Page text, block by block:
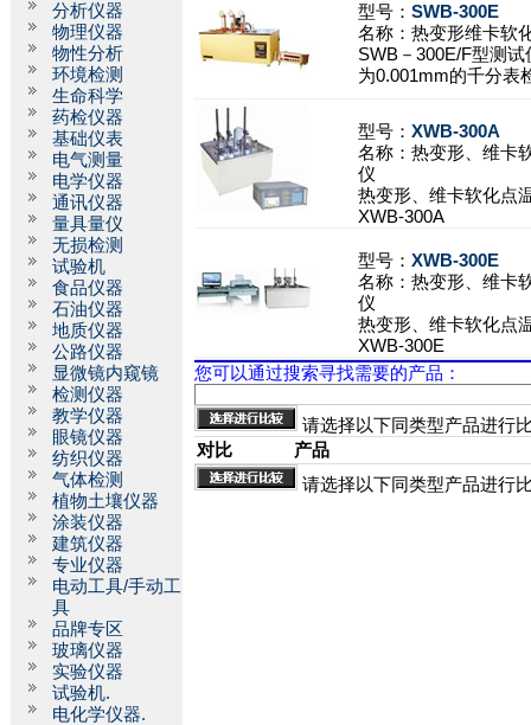
分析仪器
物理仪器
物性分析
环境检测
生命科学
药检仪器
基础仪表
电气测量
电学仪器
通讯仪器
量具量仪
无损检测
试验机
食品仪器
石油仪器
地质仪器
公路仪器
显微镜内窥镜
检测仪器
教学仪器
眼镜仪器
纺织仪器
气体检测
植物土壤仪器
涂装仪器
建筑仪器
专业仪器
电动工具/手动工
具
品牌专区
玻璃仪器
实验仪器
试验机.
电化学仪器.
型号： SWB-300E
名称： 热变形维卡软
SWB－300E/F型测
为0.001mm的千分表
型号： XWB-300A
名称： 热变形、维卡
仪
热变形、维卡软化点
XWB-300A
型号： XWB-300E
名称： 热变形、维卡
仪
热变形、维卡软化点
XWB-300E
您可以通过搜索寻找需要的产品：
请选择以下同类型产品进行
对比
产品
请选择以下同类型产品进行